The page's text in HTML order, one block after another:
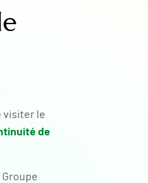
visiter le
de